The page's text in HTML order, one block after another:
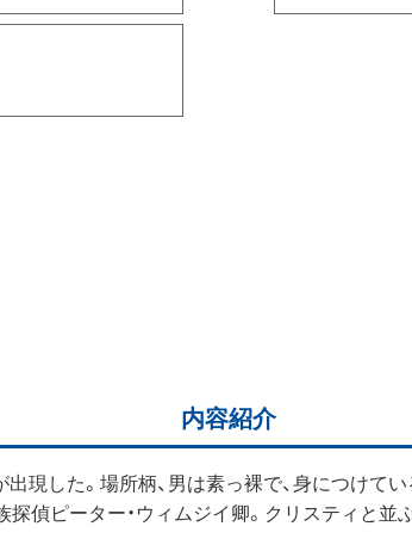
内容紹介
現した。場所柄、男は素っ裸で、身につけ
偵ピーター・ウィムジイ卿。クリスティと